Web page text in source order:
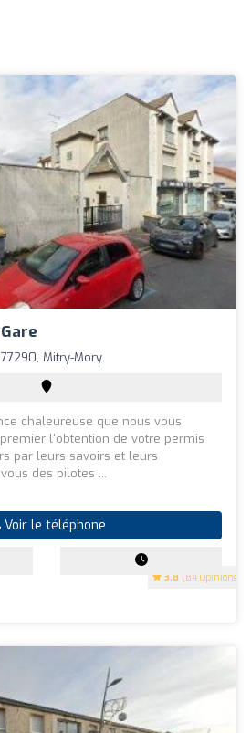
3.8 (84 Opinions)
Mitry-Mory
chaleureuse que nous vous
l'obtention de votre permis
par leurs savoirs et leurs
des pilotes ...
Voir le téléphone